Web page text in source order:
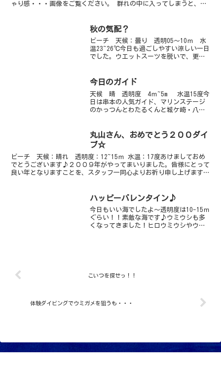
ゃり感・・・画像をご覧ください。 群れの中に入ってしまうと、上
秋の気配？
ビーチ 天候：曇り 透明05～10ｍ 水
温23~26℃今日も過ごしやすい涼しい一日
でした。ウエットスーツを脱いで、更衣
なんか不思議です。ビーチではウミテン
今日のガイド
天候 晴 透明度 4ｍ~5m 水温15度今
日は串本の人気ガイド、マリンステージ
のかっつんとわたるくんと城ケ崎・八幡
ゴウオが皆さんお目当て。早速昨日の最
後に見た場所で１...
丸山さん、おめでとう２００ダイ
ブ☆
ビーチ 天候：晴れ 透明度：12~15ｍ 水温：17度あけましておめ
でとうございます♪２００９年がやってまいりました。皆様にとって
良い年となりますことを、スタッフ一同心よりお祈り申し上げます。
ハッピーバレンタイン♪
今日もいい海でしたよ～透明度は10-15ｍ
ぐらい！！素敵な海です♪ウミウシも多
くなってきました！ヒロウミウシやウデ
こいつを探せっ！！
体験ダイビングでウミガメを狙うも・・・